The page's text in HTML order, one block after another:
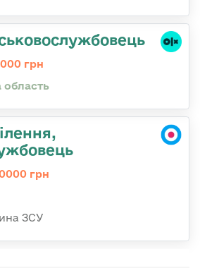
грн
область
грн
ЗСУ